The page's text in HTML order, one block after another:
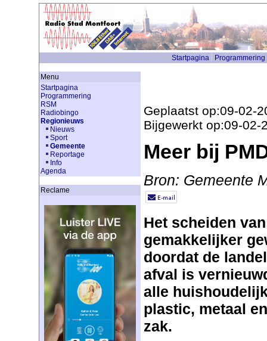
Startpagina Programmering
Menu
Startpagina
Programmering
RSM
Radiobingo
Regionieuws
Nieuws
Sport
Gemeente
Reportage
Info
Agenda
Reclame
Geplaatst op:09-02-
Bijgewerkt op:09-02-
Meer bij
Bron: Gemeente
Het scheiden
gemakkelijker
doordat de
afval is
alle
plastic, metaal
zak.